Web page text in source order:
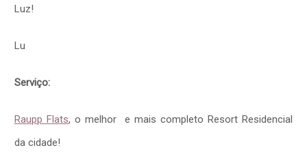
Luz!
Lu
Serviço:
Raupp Flats, o melhor e mais completo Resort Residencial
da cidade!